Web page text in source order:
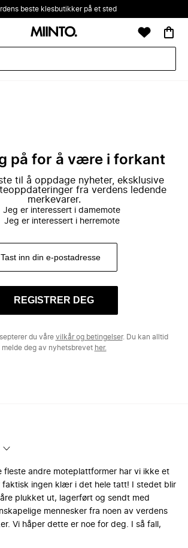
beste klesbutikker på et sted
på for å være i forkant
til å oppdage nyheter, eksklusive
fra verdens ledende
merkevarer.
Jeg er interessert i damemote
Jeg er interessert i herremote
REGISTRER DEG
du våre vilkår og betingelser. Du kan alltid
melde deg av nyhetsbrevet her.
fleste andre moteplattformer har vi ikke et
faktisk ingen klær i det hele tatt! I stedet blir
plukket ut, lagerført og sendt med
mennesker fra noen av verdens
Vi håper dette er noe for deg. I så fall,